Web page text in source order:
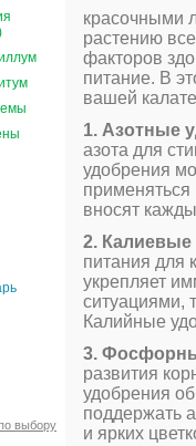
выбору
красочными
растению
факторов
питание. В
вашей
1. Азотные
азота для
удобрения
применяться
вносят
2. Калиевые
питания для
укрепляет
ситуациями,
Калийные
3.
развития
удобрения
поддержать
и ярких